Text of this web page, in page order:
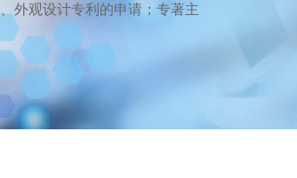
外观设计专利的申请；专著主